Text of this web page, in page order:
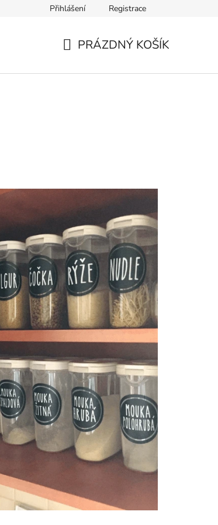
Hodnocení obchodu Obchodní podmínky
Přihlášení Registrace
PRÁZDNÝ KOŠÍK